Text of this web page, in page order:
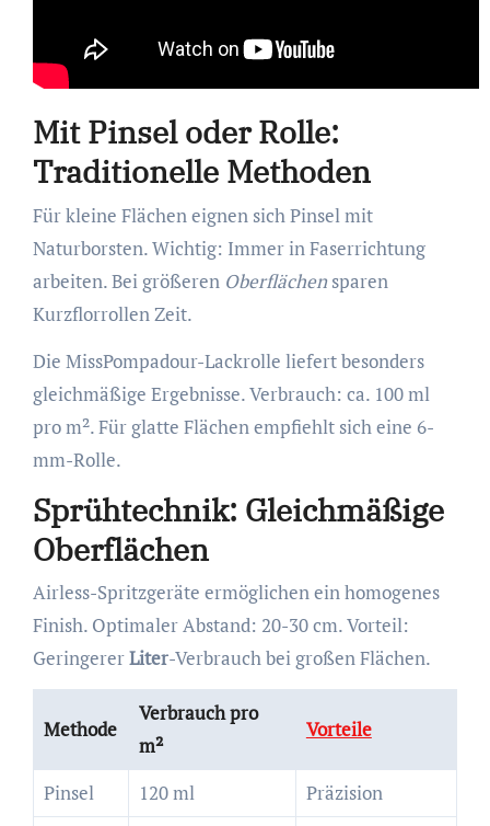
Mit Pinsel oder Rolle:
Traditionelle Methoden
Für kleine Flächen eignen sich Pinsel mit
Naturborsten. Wichtig: Immer in Faserrichtung
arbeiten. Bei größeren Oberflächensparen
Kurzflorrollen Zeit.
Die MissPompadour-Lackrolle liefert besonders
gleichmäßige Ergebnisse. Verbrauch: ca. 100 ml
pro m². Für glatte Flächen empfiehlt sich eine 6-
mm-Rolle.
Sprühtechnik: Gleichmäßige
Oberflächen
Airless-Spritzgeräte ermöglichen ein homogenes
Finish. Optimaler Abstand: 20-30 cm. Vorteil:
GeringererLiter-Verbrauch bei großen Flächen.
Methode
Verbrauch pro
m²
Vorteile
Pinsel 120 ml
Präzision